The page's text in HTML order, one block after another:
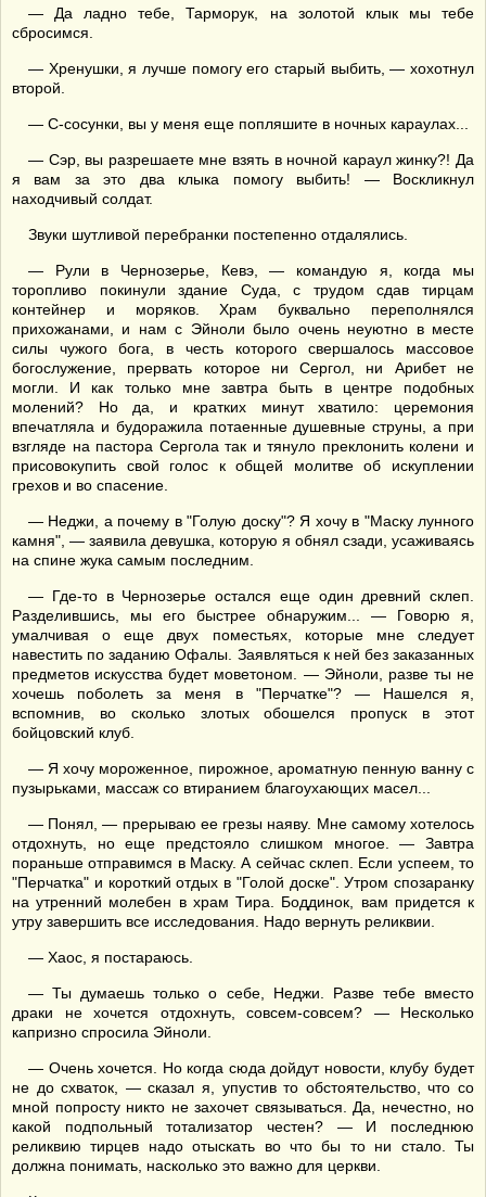
— Да ладно тебе, Тарморук, на золотой клык мы тебе
сбросимся.
— Хренушки, я лучше помогу его старый выбить, — хохотнул
второй.
— С-сосунки, вы у меня еще попляшите в ночных караулах...
— Сэр, вы разрешаете мне взять в ночной караул жинку?! Да
я вам за это два клыка помогу выбить! — Воскликнул
находчивый солдат.
Звуки шутливой перебранки постепенно отдалялись.
— Рули в Чернозерье, Кевэ, — командую я, когда мы
торопливо покинули здание Суда, с трудом сдав тирцам
контейнер и моряков. Храм буквально переполнялся
прихожанами, и нам с Эйноли было очень неуютно в месте
силы чужого бога, в честь которого свершалось массовое
богослужение, прервать которое ни Сергол, ни Арибет не
могли. И как только мне завтра быть в центре подобных
молений? Но да, и кратких минут хватило: церемония
впечатляла и будоражила потаенные душевные струны, а при
взгляде на пастора Сергола так и тянуло преклонить колени и
присовокупить свой голос к общей молитве об искуплении
грехов и во спасение.
— Неджи, а почему в "Голую доску"? Я хочу в "Маску лунного
камня", — заявила девушка, которую я обнял сзади, усаживаясь
на спине жука самым последним.
— Где-то в Чернозерье остался еще один древний склеп.
Разделившись, мы его быстрее обнаружим... — Говорю я,
умалчивая о еще двух поместьях, которые мне следует
навестить по заданию Офалы. Заявляться к ней без заказанных
предметов искусства будет моветоном. — Эйноли, разве ты не
хочешь поболеть за меня в "Перчатке"? — Нашелся я,
вспомнив, во сколько злотых обошелся пропуск в этот
бойцовский клуб.
— Я хочу мороженное, пирожное, ароматную пенную ванну с
пузырьками, массаж со втиранием благоухающих масел...
— Понял, — прерываю ее грезы наяву. Мне самому хотелось
отдохнуть, но еще предстояло слишком многое. — Завтра
пораньше отправимся в Маску. А сейчас склеп. Если успеем, то
"Перчатка" и короткий отдых в "Голой доске". Утром спозаранку
на утренний молебен в храм Тира. Боддинок, вам придется к
утру завершить все исследования. Надо вернуть реликвии.
— Хаос, я постараюсь.
— Ты думаешь только о себе, Неджи. Разве тебе вместо
драки не хочется отдохнуть, совсем-совсем? — Несколько
капризно спросила Эйноли.
— Очень хочется. Но когда сюда дойдут новости, клубу будет
не до схваток, — сказал я, упустив то обстоятельство, что со
мной попросту никто не захочет связываться. Да, нечестно, но
какой подпольный тотализатор честен? — И последнюю
реликвию тирцев надо отыскать во что бы то ни стало. Ты
должна понимать, насколько это важно для церкви.